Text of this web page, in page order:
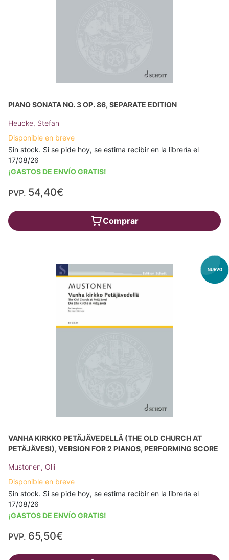
PIANO SONATA NO. 3 OP. 86, SEPARATE EDITION
Heucke, Stefan
Disponible en breve
Sin stock. Si se pide hoy, se estima recibir en la librería el
17/08/26
¡GASTOS DE ENVÍO GRATIS!
PVP. 54,40€
Comprar
VANHA KIRKKO PETÄJÄVEDELLÄ (THE OLD CHURCH AT
PETÄJÄVESI), VERSION FOR 2 PIANOS, PERFORMING SCORE
Mustonen, Olli
Disponible en breve
Sin stock. Si se pide hoy, se estima recibir en la librería el
17/08/26
¡GASTOS DE ENVÍO GRATIS!
PVP. 65,50€